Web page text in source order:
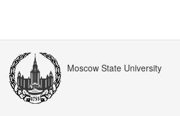
Moscow State University